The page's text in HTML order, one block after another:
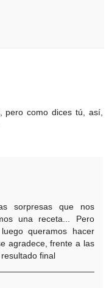
pero como dices tú, así,
sorpresas que nos
una receta... Pero
queramos hacer
agradece, frente a las
final